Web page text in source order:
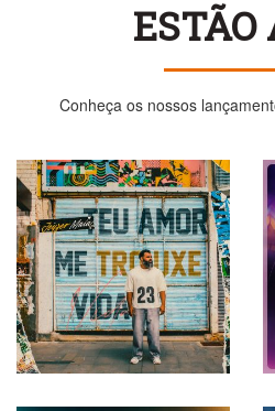
ESTÃO
Conheça os nossos